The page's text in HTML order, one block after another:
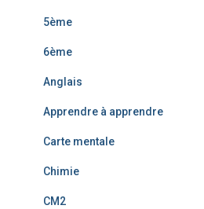
5ème
6ème
Anglais
Apprendre à apprendre
Carte mentale
Chimie
CM2